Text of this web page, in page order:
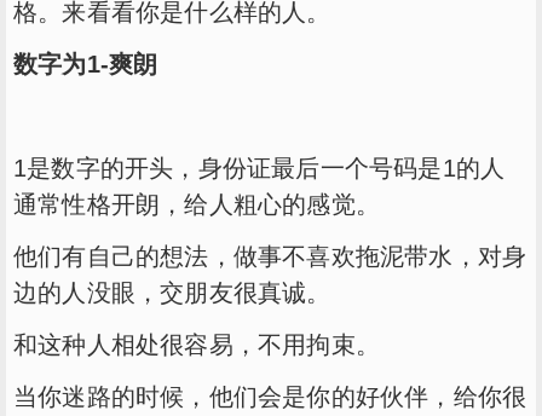
格。来看看你是什么样的人。
数字为1-爽朗
1是数字的开头，身份证最后一个号码是1的人
通常性格开朗，给人粗心的感觉。
他们有自己的想法，做事不喜欢拖泥带水，对身
边的人没眼，交朋友很真诚。
和这种人相处很容易，不用拘束。
当你迷路的时候，他们会是你的好伙伴，给你很